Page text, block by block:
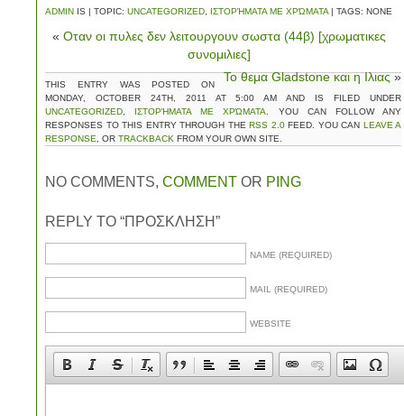
ADMIN IS | TOPIC: UNCATEGORIZED ΙΣΤΟΡΉΜΑΤΑ ΜΕ ΧΡΏΜΑΤΑ | TAGS: NONE
« Οταν οι πυλες δεν λειτουργουν σωστα (44β) [χρωματικες
συνομιλιες]
Το θεμα Gladstone και η Ιλιας»
THIS ENTRY WAS POSTED ON
MONDAY, OCTOBER 24TH, 2011 AT 5:00 AM AND IS FILED UNDER
UNCATEGORIZED
ΙΣΤΟΡΉΜΑΤΑ ΜΕ ΧΡΏΜΑΤΑ
. YOU CAN FOLLOW ANY
RESPONSES TO THIS ENTRY THROUGH THE RSS 2.0FEED. YOU CAN LEAVE A
RESPONSE , OR TRACKBACK FROM YOUR OWN SITE.
NO COMMENTS, COMMENT OR PING
REPLY TO “ΠΡΟΣΚΛΗΣΗ”
NAME (REQUIRED)
MAIL (REQUIRED)
WEBSITE